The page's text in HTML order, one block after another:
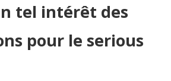
tel intérêt des
pour le serious